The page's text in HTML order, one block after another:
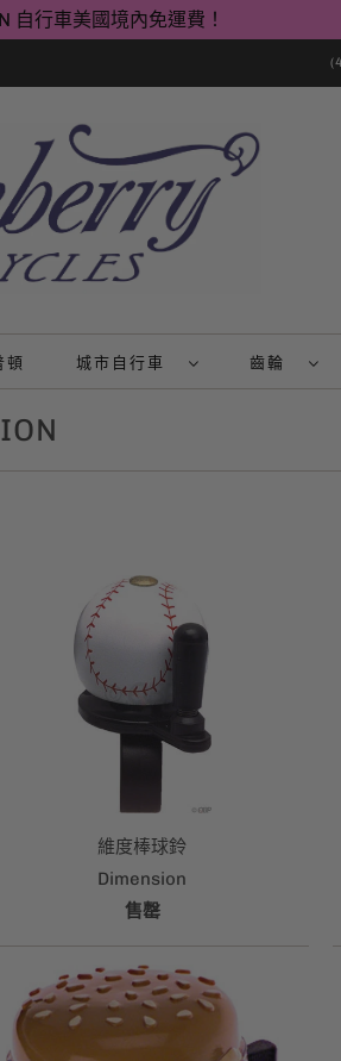
自行車美國境內免運費！
頓 城市自行車 齒輪
維度棒球鈴
Dimension
售罄